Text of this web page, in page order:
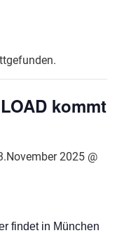
kommt
2025 @
findet in München